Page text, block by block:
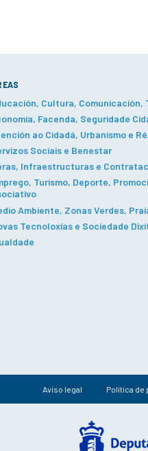
Cultura, Comunicación,
Facenda, Seguridade
ao Cidadá, Urbanismo e
Sociais e Benestar
Infraestructuras e
Turismo, Deporte,
Ambiente, Zonas Verdes,
Tecnoloxías e Sociedade
Aviso legal Política de